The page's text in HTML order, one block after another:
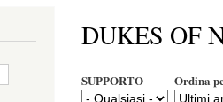
DUKES OF
SUPPORTO Ordina